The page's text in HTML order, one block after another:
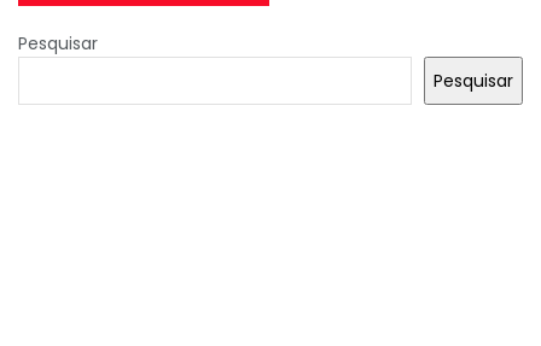
Pesquisar
Pesquisar